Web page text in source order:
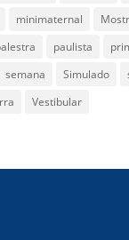
minimaternal
paulista
semana Simulado
Vestibular